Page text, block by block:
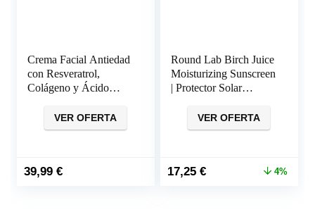
Crema Facial Antiedad
con Resveratrol,
Colágeno y Ácido
NIRUVITA
VER OFERTA
39,99€
Round Lab Birch Juice
Moisturizing Sunscreen
| Protector Solar
VER OFERTA
El
17,25€El
4%